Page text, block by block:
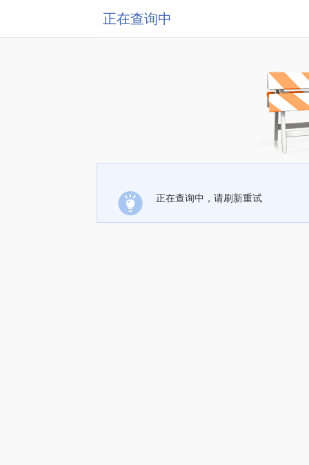
正在查询中
正在查询中，请刷新重试